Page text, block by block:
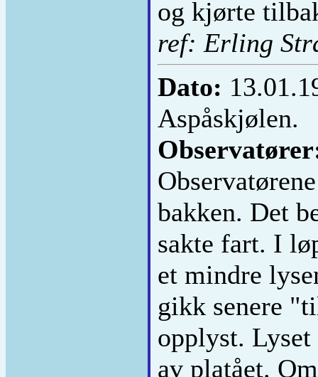
og kjørte
ref: Erling
Dato:
Aspåskjølen.
bakken. Det
sakte fart. I
et mindre
gikk senere
opplyst.
av platået.